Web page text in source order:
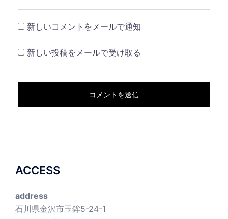
新しいコメントをメールで通知
新しい投稿をメールで受け取る
ACCESS
address
石川県金沢市玉鉾5-24-1